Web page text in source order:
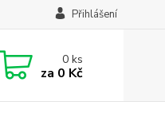
Přihlášení
0ks
za 0 Kč